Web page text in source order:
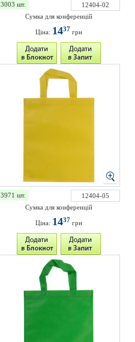
3003 шт.
12404-02
Сумка для конференцій
Ціна: 1437 грн
3971 шт.
12404-05
Сумка для конференцій
Ціна: 1437 грн